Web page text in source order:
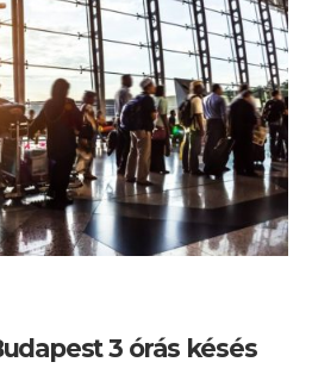
3 órás késés